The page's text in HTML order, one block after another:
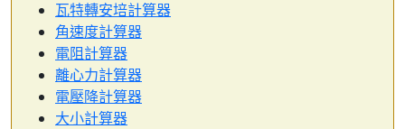
瓦特轉安培計算器
角速度計算器
電阻計算器
離心力計算器
電壓降計算器
大小計算器